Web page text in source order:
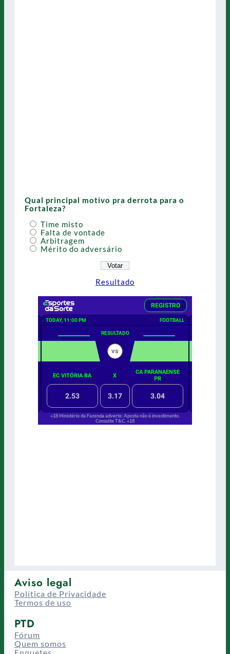
Qual principal motivo pra derrota para o
Fortaleza?
Time misto
Falta de vontade
Arbitragem
Mérito do adversário
Resultado
Aviso legal
Política de Privacidade
Termos de uso
PTD
Fórum
Quem somos
Enquetes